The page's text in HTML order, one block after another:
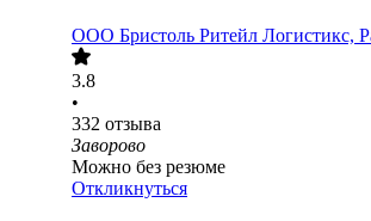
ООО Бристоль Ритейл Логистикс,
3.8
•
332 отзыва
Заворово
Можно без резюме
Откликнуться